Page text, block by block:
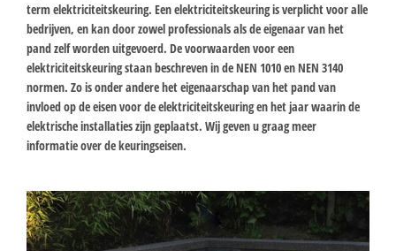
term elektriciteitskeuring. Een elektriciteitskeuring is verplicht voor alle
bedrijven, en kan door zowel professionals als de eigenaar van het
pand zelf worden uitgevoerd. De voorwaarden voor een
elektriciteitskeuring staan beschreven in de NEN 1010 en NEN 3140
normen. Zo is onder andere het eigenaarschap van het pand van
invloed op de eisen voor de elektriciteitskeuring en het jaar waarin de
elektrische installaties zijn geplaatst. Wij geven u graag meer
informatie over de keuringseisen.